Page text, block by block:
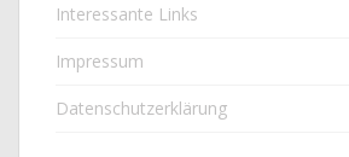
Interessante Links
Impressum
Datenschutzerklärung